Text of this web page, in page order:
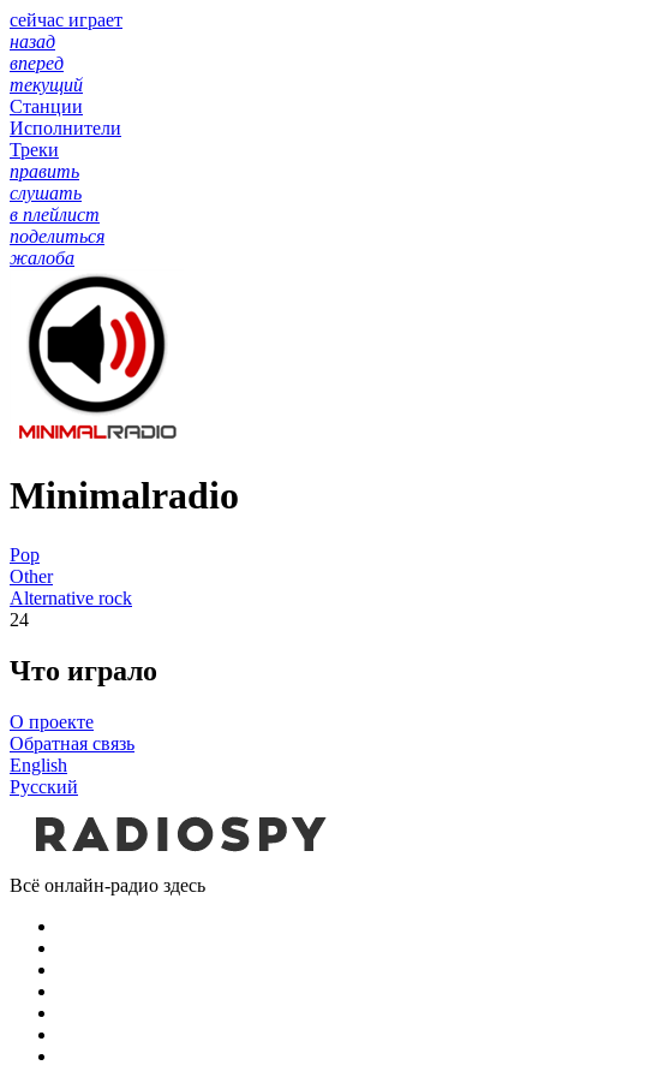
сейчас играет
назад
вперед
текущий
Станции
Исполнители
Треки
править
слушать
в плейлист
поделиться
жалоба
Minimalradio
Pop
Other
Alternative rock
24
Что играло
О проекте
Обратная связь
English
Русский
Всё онлайн-радио здесь